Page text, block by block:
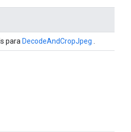
para DecodeAndCropJpeg